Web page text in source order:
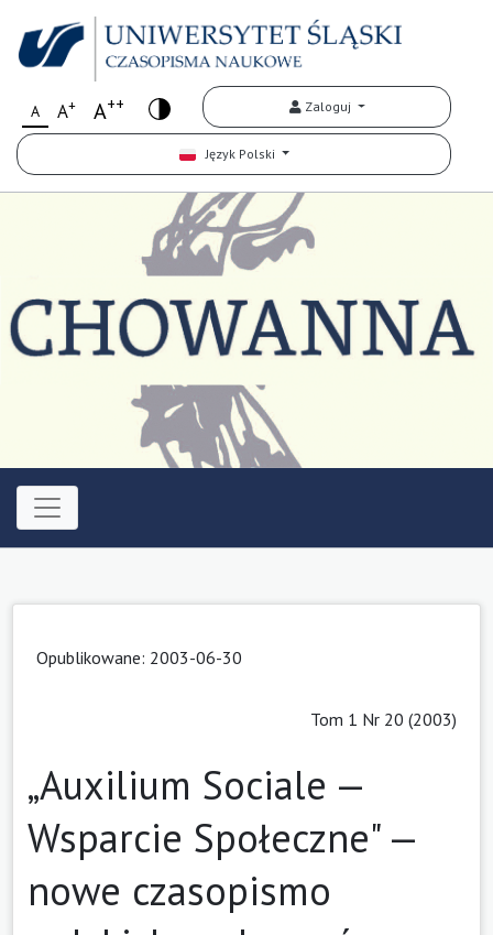
A A+ A++ Zaloguj
Język Polski
Opublikowane: 2003-06-30
Tom 1 Nr 20 (2003)
„Auxilium Sociale —
Wsparcie Społeczne" —
nowe czasopismo